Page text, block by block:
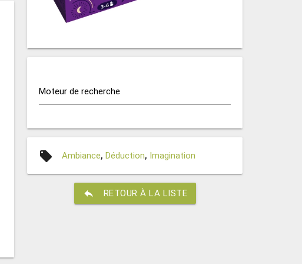
Moteur de recherche
local_offer Ambiance,Déduction, Imagination
reply RETOUR À LA LISTE